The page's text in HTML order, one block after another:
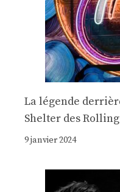
La légende
Shelter des
9 janvier 2024